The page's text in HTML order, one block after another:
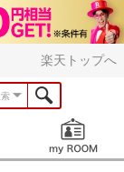
楽天トップへ
お知らせ